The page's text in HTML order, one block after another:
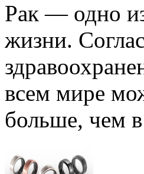
Рак — одно
жизни.
всем мире
больше, чем в